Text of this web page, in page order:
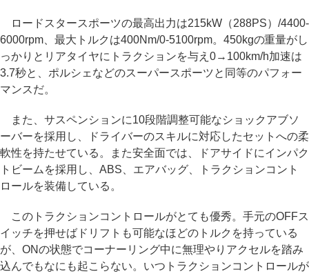
ロードスタースポーツの最高出力は215kW（288PS）/4400-
6000rpm、最大トルクは400Nm/0-5100rpm。450kgの重量がし
っかりとリアタイヤにトラクションを与え0→100km/h加速は
3.7秒と、ポルシェなどのスーパースポーツと同等のパフォー
マンスだ。
また、サスペンションに10段階調整可能なショックアブソ
ーバーを採用し、ドライバーのスキルに対応したセットへの柔
軟性を持たせている。また安全面では、ドアサイドにインパク
トビームを採用し、ABS、エアバッグ、トラクションコント
ロールを装備している。
このトラクションコントロールがとても優秀。手元のOFFス
イッチを押せばドリフトも可能なほどのトルクを持っている
が、ONの状態でコーナーリング中に無理やりアクセルを踏み
込んでもなにも起こらない。いつトラクションコントロールが